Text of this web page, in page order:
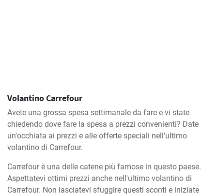
Volantino Carrefour
Avete una grossa spesa settimanale da fare e vi state
chiedendo dove fare la spesa a prezzi convenienti? Date
un'occhiata ai prezzi e alle offerte speciali nell'ultimo
volantino di Carrefour.
Carrefour è una delle catene più famose in questo paese.
Aspettatevi ottimi prezzi anche nell'ultimo volantino di
Carrefour. Non lasciatevi sfuggire questi sconti e iniziate